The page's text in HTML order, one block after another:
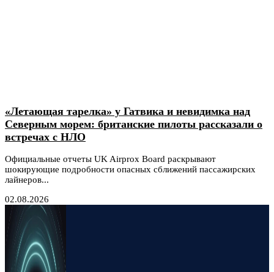
«Летающая тарелка» у Гатвика и невидимка над
Северным морем: британские пилоты рассказали о
встречах с НЛО
Официальные отчеты UK Airprox Board раскрывают
шокирующие подробности опасных сближений пассажирских
лайнеров...
02.08.2026